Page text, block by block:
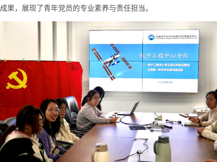
成果，展现了青年党员的专业素养与责任担当。